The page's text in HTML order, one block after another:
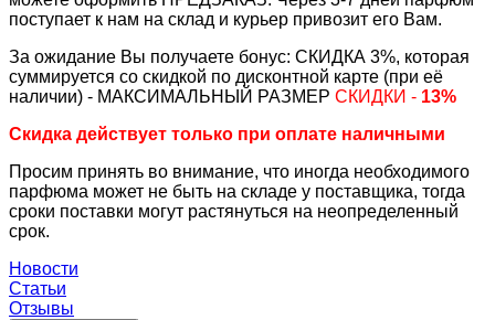
поступает к нам на склад и курьер привозит его Вам.
За ожидание Вы получаете бонус: СКИДКА 3%, которая
суммируется со скидкой по дисконтной карте (при её
наличии) - МАКСИМАЛЬНЫЙ РАЗМЕР СКИДКИ - 13%
Скидка действует только при оплате наличными
Просим принять во внимание, что иногда необходимого
парфюма может не быть на складе у поставщика, тогда
сроки поставки могут растянуться на неопределенный
срок.
Новости
Статьи
Отзывы